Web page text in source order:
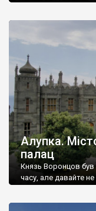
Алупка.
палац
Князь Воронцов
часу, але давайте